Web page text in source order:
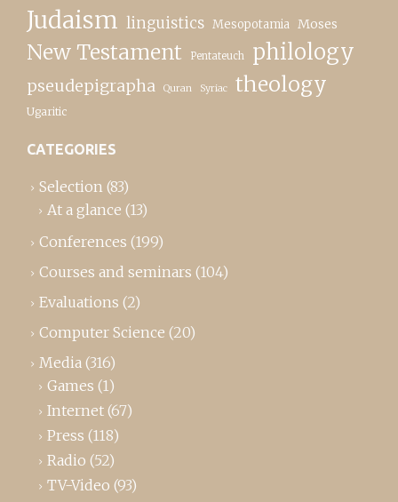
Judaism linguistics Mesopotamia Moses
New Testament Pentateuch philology
pseudepigrapha Quran Syriac theology
Ugaritic
CATEGORIES
Selection (83)
At a glance (13)
Conferences (199)
Courses and seminars (104)
Evaluations (2)
Computer Science (20)
Media (316)
Games (1)
Internet (67)
Press (118)
Radio (52)
TV-Video (93)